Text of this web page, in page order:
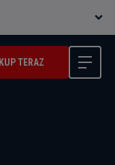
KUP TERAZ